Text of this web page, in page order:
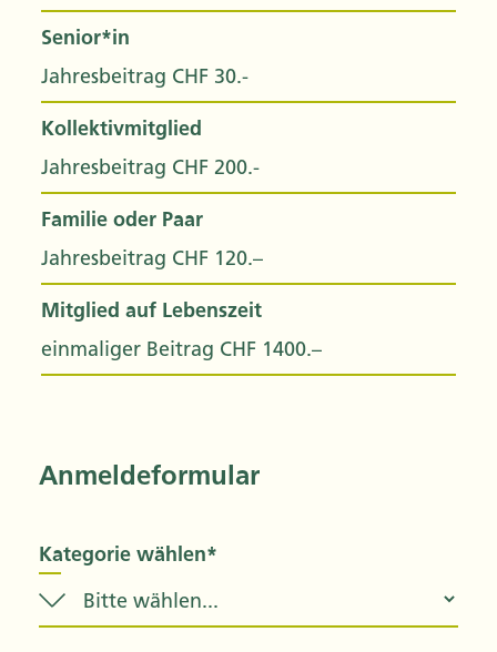
Senior*in
Jahresbeitrag CHF 30.-
Kollektivmitglied
Jahresbeitrag CHF 200.-
Familie oder Paar
Jahresbeitrag CHF 120.–
Mitglied auf Lebenszeit
einmaliger Beitrag CHF 1400.–
Anmeldeformular
Kategorie wählen*